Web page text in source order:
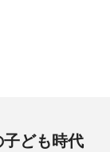
子ども時代